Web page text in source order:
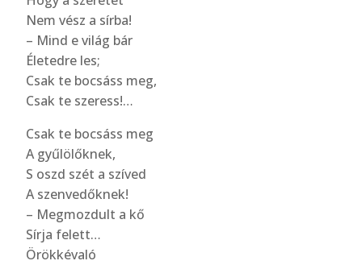
Nem vész a sírba!
– Mind e világ bár
Életedre les;
Csak te bocsáss meg,
Csak te szeress!…
Csak te bocsáss meg
A gyűlölőknek,
S oszd szét a szíved
A szenvedőknek!
– Megmozdult a kő
Sírja felett…
Örökkévaló